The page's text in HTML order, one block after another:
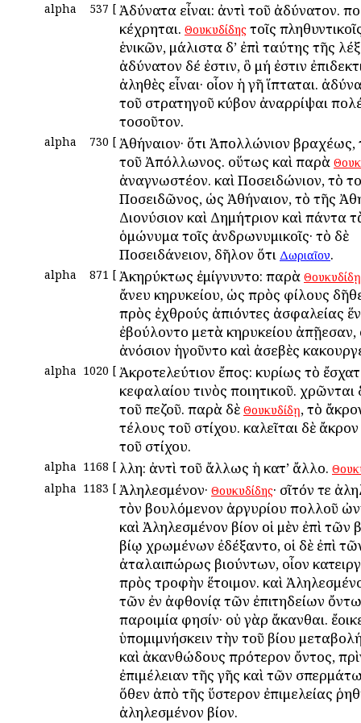
alpha 537 [ Ἀδύνατα εἶναι: ἀντὶ τοῦ ἀδύνατον.
κέχρηται. Θουκυδίδης τοῖς
ἑνικῶν, μάλιστα δ’ ἐπὶ ταύτης τῆς
ἀδύνατον δέ ἐστιν, ὃ μή ἐστιν
ἀληθὲς εἶναι· οἷον ἡ γῆ ἵπταται.
τοῦ στρατηγοῦ κύβον ἀναρρίψαι
τοσοῦτον.
alpha 730 [ Ἀθήναιον· ὅτι Ἀπολλώνιον βραχέως,
τοῦ Ἀπόλλωνος. οὕτως καὶ παρὰ
ἀναγνωστέον. καὶ Ποσειδώνιον, τὸ
Ποσειδῶνος, ὡς Ἀθήναιον, τὸ τῆς
Διονύσιον καὶ Δημήτριον καὶ πάντα
ὁμώνυμα τοῖς ἀνδρωνυμικοῖς· τὸ δὲ
Ποσειδάνειον, δῆλον ὅτι Δωριαῖον.
alpha 871 [ Ἀκηρύκτως ἐμίγνυντο: παρὰ Θουκυδίδῃ
ἄνευ κηρυκείου, ὡς πρὸς φίλους
πρὸς ἐχθρούς ἀπιόντες ἀσφαλείας
ἐβούλοντο μετὰ κηρυκείου ἀπῇεσαν,
ἀνόσιον ἡγοῦντο καὶ ἀσεβὲς
alpha 1020 [ Ἀκροτελεύτιον ἔπος: κυρίως τὸ
κεφαλαίου τινὸς ποιητικοῦ. χρῶνται
τοῦ πεζοῦ. παρὰ δὲ Θουκυδίδῃ, τὸ
τέλους τοῦ στίχου. καλεῖται δὲ
τοῦ στίχου.
alpha 1168 [ Ἄλλη: ἀντὶ τοῦ ἄλλως ἡ κατ’ ἄλλο.
alpha 1183 [ Ἀληλεσμένον· Θουκυδίδης· σῖτόν τε
τὸν βουλόμενον ἀργυρίου πολλοῦ
καὶ Ἀληλεσμένον βίον οἱ μὲν ἐπὶ τῶν
βίῳ χρωμένων ἐδέξαντο, οἱ δὲ ἐπὶ
ἀταλαιπώρως βιούντων, οἷον
πρὸς τροφὴν ἕτοιμον. καὶ
τῶν ἐν ἀφθονίᾳ τῶν ἐπιτηδείων
παροιμία φησίν· οὐ γὰρ ἄκανθαι.
ὑπομιμνήσκειν τὴν τοῦ βίου
καὶ ἀκανθώδους πρότερον ὄντος,
ἐπιμέλειαν τῆς γῆς καὶ τῶν
ὅθεν ἀπὸ τῆς ὕστερον ἐπιμελείας
ἀληλεσμένον βίον.